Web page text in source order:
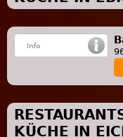
KÜCHE IN